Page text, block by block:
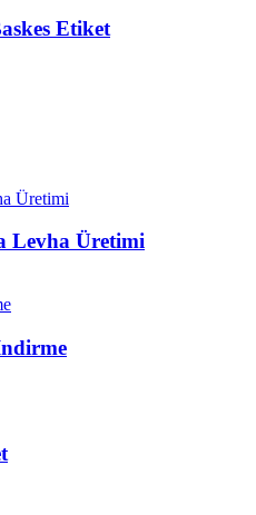
Etiket
Levha Üretimi